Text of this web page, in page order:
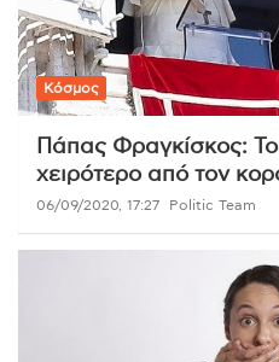
Κόσμος
Πάπας Φραγκίσκος: Το
χειρότερο από τον
06/09/2020, 17:27 Politic Team